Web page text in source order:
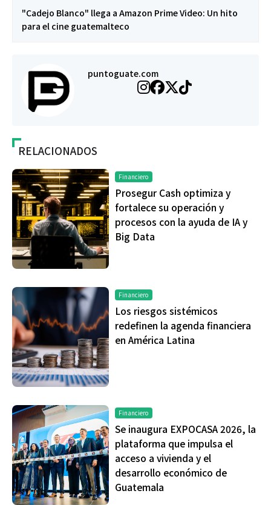
"Cadejo Blanco" llega a Amazon Prime Video: Un hito
para el cine guatemalteco
puntoguate.com
RELACIONADOS
Financiero
Prosegur Cash optimiza y
fortalece su operación y
procesos con la ayuda de IA y
Big Data
Financiero
Los riesgos sistémicos
redefinen la agenda financiera
en América Latina
Financiero
Se inaugura EXPOCASA 2026, la
plataforma que impulsa el
acceso a vivienda y el
desarrollo económico de
Guatemala